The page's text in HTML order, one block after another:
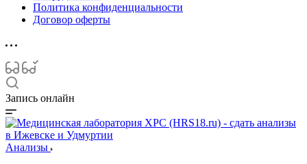
Политика конфиденциальности
Договор оферты
Запись онлайн
Анализы